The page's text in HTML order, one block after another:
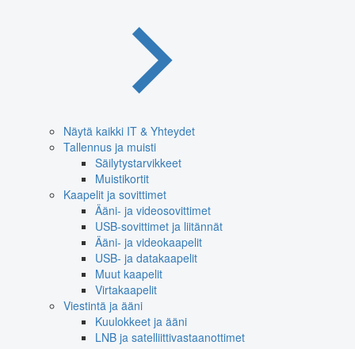
Näytä kaikki IT & Yhteydet
Tallennus ja muisti
Säilytystarvikkeet
Muistikortit
Kaapelit ja sovittimet
Ääni- ja videosovittimet
USB-sovittimet ja liitännät
Ääni- ja videokaapelit
USB- ja datakaapelit
Muut kaapelit
Virtakaapelit
Viestintä ja ääni
Kuulokkeet ja ääni
LNB ja satelliittivastaanottimet